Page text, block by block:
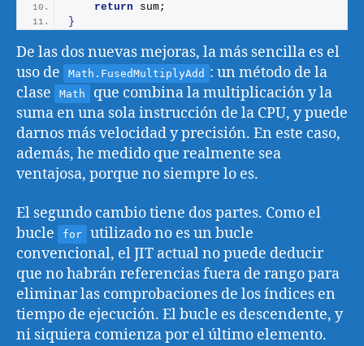
return sum;
}
De las dos nuevas mejoras, la más sencilla es el
uso de
Math.FusedMultiplyAdd : un método de la
clase
Math
que combina la multiplicación y la
suma en una sola instrucción de la CPU, y puede
darnos más velocidad y precisión. En este caso,
además, he medido que realmente sea
ventajosa, porque no siempre lo es.
El segundo cambio tiene dos partes. Como el
bucle
for
utilizado no es un bucle
convencional, el JIT actual no puede deducir
que no habrán referencias fuera de rango para
eliminar las comprobaciones de los índices en
tiempo de ejecución. El bucle es descendente, y
ni siquiera comienza por el último elemento.